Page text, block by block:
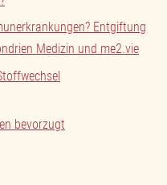
Entgiftung
Medizin und me2.vie
bevorzugt